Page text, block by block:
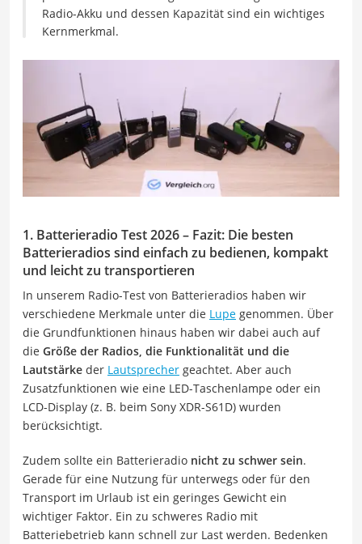
Radio-Akku und dessen Kapazität sind ein wichtiges
Kernmerkmal.
1. Batterieradio Test 2026 – Fazit: Die besten
Batterieradios sind einfach zu bedienen, kompakt
und leicht zu transportieren
In unserem Radio-Test von Batterieradios haben wir
verschiedene Merkmale unter die Lupe genommen. Über
die Grundfunktionen hinaus haben wir dabei auch auf
die Größe der Radios, die Funktionalität und die
Lautstärke der Lautsprecher geachtet. Aber auch
Zusatzfunktionen wie eine LED-Taschenlampe oder ein
LCD-Display (z. B. beim Sony XDR-S61D) wurden
berücksichtigt.
Zudem sollte ein Batterieradio nicht zu schwer sein.
Gerade für eine Nutzung für unterwegs oder für den
Transport im Urlaub ist ein geringes Gewicht ein
wichtiger Faktor. Ein zu schweres Radio mit
Batteriebetrieb kann schnell zur Last werden. Bedenken